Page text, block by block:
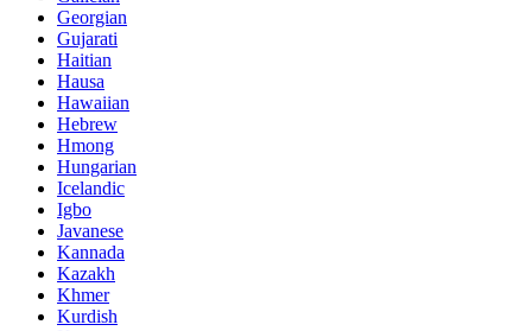
Georgian
Gujarati
Haitian
Hausa
Hawaiian
Hebrew
Hmong
Hungarian
Icelandic
Igbo
Javanese
Kannada
Kazakh
Khmer
Kurdish